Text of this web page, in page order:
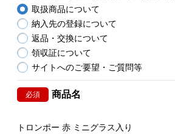
取扱商品について
納入先の登録について
返品・交換について
領収証について
サイトへのご要望・ご質問等
必須 商品名
トロンポー 赤 ミニグラス入り